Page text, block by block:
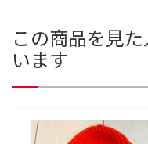
この商品を見
います